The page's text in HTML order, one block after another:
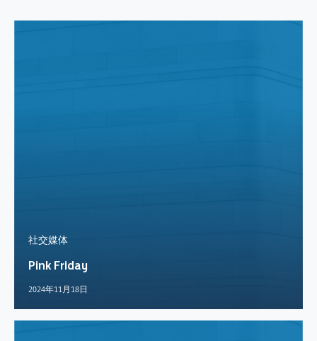
社交媒体
Pink Friday
2024年11月18日